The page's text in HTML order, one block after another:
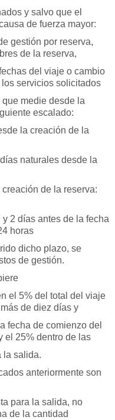
y salvo que el
de fuerza mayor:
gestión por reserva,
de la reserva,
del viaje o cambio
servicios solicitados
medie desde la
escalado:
la creación de la
naturales desde la
de la reserva:
2 días antes de la fecha
horas
dicho plazo, se
de gestión.
el 5% del total del viaje
de diez días y
fecha de comienzo del
el 25% dentro de las
la salida.
anteriormente son
para la salida, no
de la cantidad